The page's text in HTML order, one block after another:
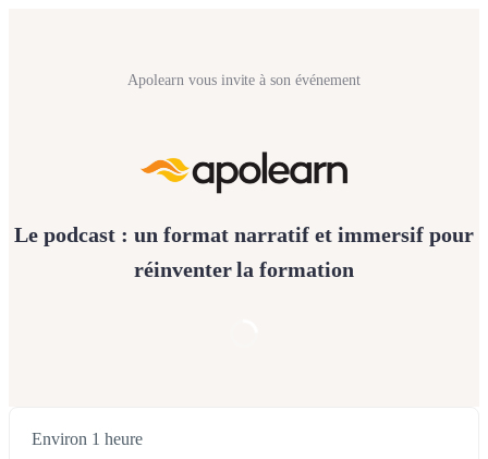
Apolearn vous invite à son événement
Le podcast : un format narratif et immersif pour
réinventer la formation
Environ 1 heure